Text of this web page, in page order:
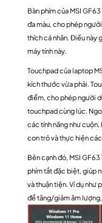
Bàn phím của MSI
đa màu, cho phép
thích cá nhân. Điều này
máy tính này.
Touchpad của laptop
kích thước vừa phải.
điểm, cho phép người
touchpad cùng lúc.
các tính năng như
con trỏ và thực hiện
Bên cạnh đó, MSI
phím tắt đặc biệt, giúp
và thuận tiện. Ví dụ như
để tăng/giảm âm